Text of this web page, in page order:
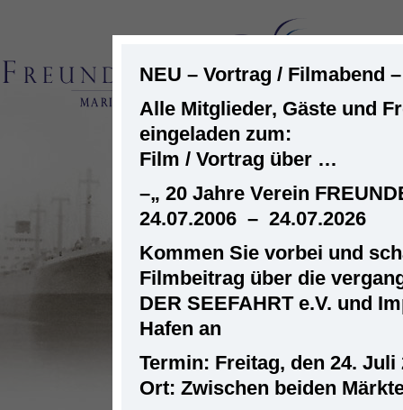
NEU – Vortrag / Filmabend
Alle Mitglieder, Gäste und
eingeladen zum:
Film / Vortrag über …
–„ 20 Jahre Verein
24.07.2006 – 24.07.2026
Kommen Sie vorbei und
Filmbeitrag über die
DER SEEFAHRT e.V. und
Hafen an
Termin: Freitag, den 24. Juli
Ort: Zwischen beiden